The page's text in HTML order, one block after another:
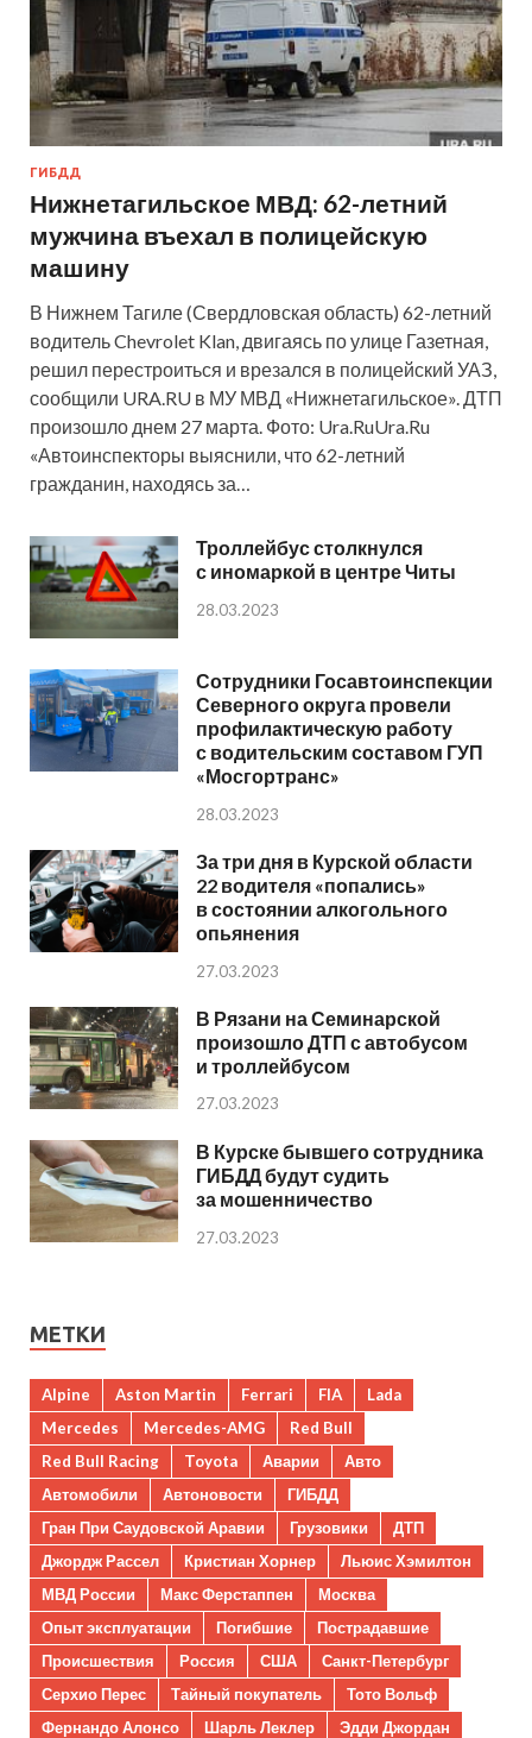
ГИБДД
Нижнетагильское МВД: 62-летний
мужчина въехал в полицейскую
машину
В Нижнем Тагиле (Свердловская область) 62-летний
водитель Chevrolet Klan, двигаясь по улице Газетная,
решил перестроиться и врезался в полицейский УАЗ,
сообщили URA.RU в МУ МВД «Нижнетагильское». ДТП
произошло днем 27 марта. Фото: Ura.RuUra.Ru
«Автоинспекторы выяснили, что 62-летний
гражданин, находясь за…
Троллейбус столкнулся
с иномаркой в центре Читы
28.03.2023
Сотрудники Госавтоинспекции
Северного округа провели
профилактическую работу
с водительским составом ГУП
«Мосгортранс»
28.03.2023
За три дня в Курской области
22 водителя «попались»
в состоянии алкогольного
опьянения
27.03.2023
В Рязани на Семинарской
произошло ДТП с автобусом
и троллейбусом
27.03.2023
В Курске бывшего сотрудника
ГИБДД будут судить
за мошенничество
27.03.2023
МЕТКИ
Alpine Aston Martin Ferrari FIA
Lada
Mercedes
Mercedes-AMG
Red Bull
Red Bull Racing
Toyota Аварии
Авто
Автомобили
Автоновости
ГИБДД
Гран При Саудовской Аравии
Грузовики
ДТП
Джордж Рассел
Кристиан Хорнер
Льюис Хэмилтон
МВД России
Макс Ферстаппен
Москва
Опыт эксплуатации
Погибшие
Пострадавшие
Происшествия
Россия США
Санкт-Петербург
Серхио Перес
Тайный покупатель
Тото Вольф
Фернандо Алонсо
Шарль Леклер
Эдди Джордан